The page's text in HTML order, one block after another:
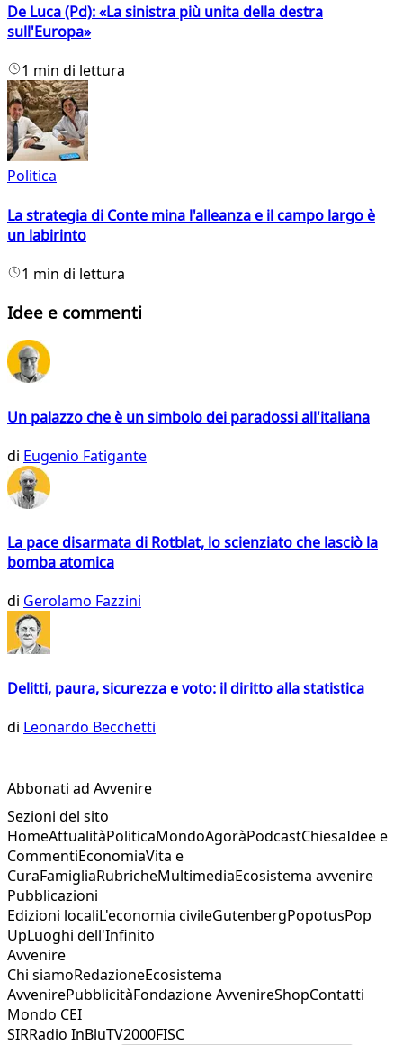
De Luca (Pd): «La sinistra più unita della destra
sull'Europa»
1 min di lettura
Politica
La strategia di Conte mina l'alleanza e il campo largo è
un labirinto
1 min di lettura
Idee e commenti
Un palazzo che è un simbolo dei paradossi all'italiana
di Eugenio Fatigante
La pace disarmata di Rotblat, lo scienziato che lasciò la
bomba atomica
di Gerolamo Fazzini
Delitti, paura, sicurezza e voto: il diritto alla statistica
di Leonardo Becchetti
Abbonati ad Avvenire
Sezioni del sito
HomeAttualitàPoliticaMondoAgoràPodcastChiesaIdee e
CommentiEconomiaVita e
CuraFamigliaRubricheMultimediaEcosistema avvenire
Pubblicazioni
Edizioni localiL'economia civileGutenbergPopotusPop
UpLuoghi dell'Infinito
Avvenire
Chi siamoRedazioneEcosistema
AvvenirePubblicitàFondazione AvvenireShopContatti
Mondo CEI
SIRRadio InBluTV2000FISC